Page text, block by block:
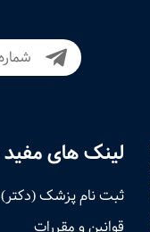
لینک های
ثبت نام پزشک (دکتر)
قوانین و مقررات